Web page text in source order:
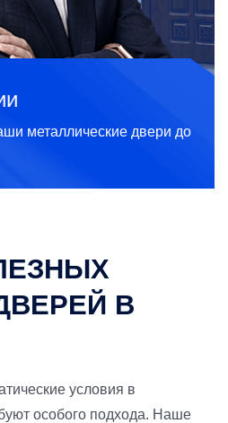
металлические двери до
В
условия в
особого подхода. Наше